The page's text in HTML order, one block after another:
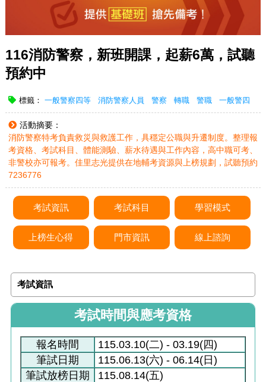
116消防警察，新班開課，起薪6萬，試聽
預約中
標籤： 一般警察四等 消防警察人員 警察 轉職 警職 一般警四
活動摘要：
消防警察特考負責救災與救護工作，具穩定公職與升遷制度。整理報
考資格、考試科目、體能測驗、薪水待遇與工作內容，高中職可考、
非警校亦可報考。佳里志光提供在地輔考資源與上榜規劃，試聽預約
7236776
考試資訊 考試科目 學習模式
上榜生心得 門市資訊 線上諮詢
考試資訊
考試時間與應考資格
報名時間
115.03.10(二) - 03.19(四)
筆試日期
115.06.13(六) - 06.14(日)
筆試放榜日期
115.08.14(五)